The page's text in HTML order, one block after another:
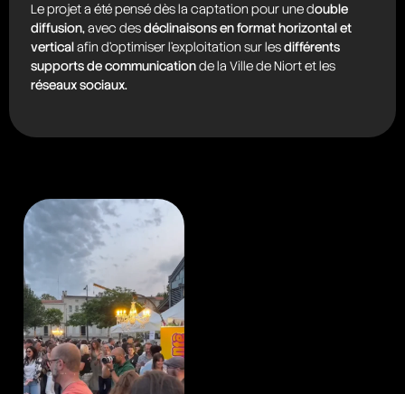
Le projet a été pensé dès la captation pour une double
diffusion,avec desdéclinaisons en format horizontal et
verticalafin d’optimiser l’exploitation sur lesdifférents
supports de communicationde la Ville de Niort et les
réseaux sociaux.